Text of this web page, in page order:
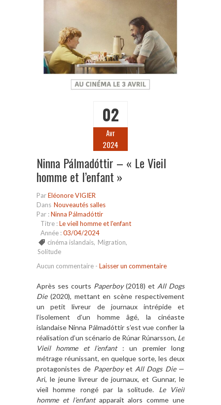
02
Avr
2024
Ninna Pálmadóttir – « Le Vieil
homme et l’enfant »
ParEléonore VIGIER
Dans Nouveautés salles
Par :Ninna Pálmadóttir
Titre :Le vieil homme et l'enfant
Année :03/04/2024
cinéma islandais, Migration,
Solitude
Aucun commentaire - Laisser un commentaire
Après ses courts Paperboy(2018) et All Dogs
Die (2020), mettant en scène respectivement
un petit livreur de journaux intrépide et
l’isolement d’un homme âgé, la cinéaste
islandaise Ninna Pálmadóttir s’est vue confier la
réalisation d’un scénario de Rúnar Rúnarsson, Le
Vieil homme et l’enfant : un premier long
métrage réunissant, en quelque sorte, les deux
protagonistes de Paperboyet All Dogs Die —
Ari, le jeune livreur de journaux, et Gunnar, le
vieil homme rongé par la solitude. Le Vieil
homme et l’enfant apparaît alors comme une